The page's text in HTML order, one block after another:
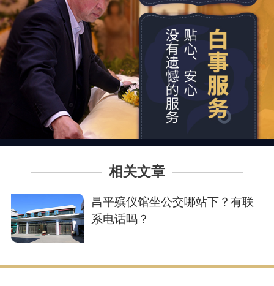
相关文章
昌平殡仪馆坐公交哪站下？有联
系电话吗？